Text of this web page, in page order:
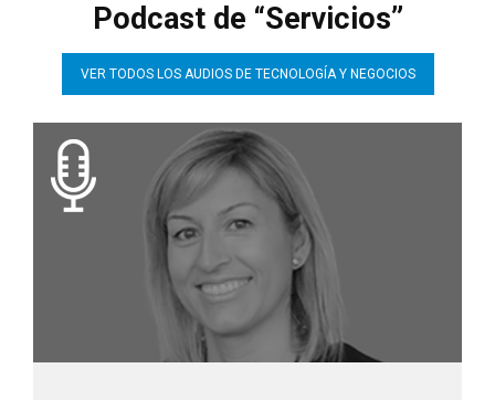
Podcast de “Servicios”
VER TODOS LOS AUDIOS DE TECNOLOGÍA Y NEGOCIOS